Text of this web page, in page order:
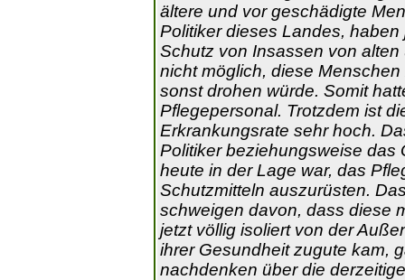
ältere und vor geschädigte
Politiker dieses Landes,
Schutz von Insassen von
nicht möglich, diese
sonst drohen würde. Somit
Pflegepersonal. Trotzdem ist
Erkrankungsrate sehr hoch.
Politiker beziehungsweise
heute in der Lage war, das
Schutzmitteln auszurüsten.
schweigen davon, dass diese
jetzt völlig isoliert von der
ihrer Gesundheit zugute kam,
nachdenken über die